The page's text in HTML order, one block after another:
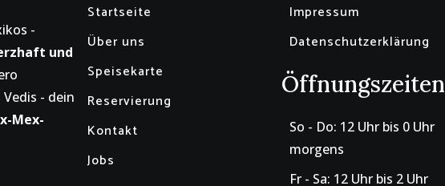
-
und
- dein
Mex-
Startseite
Über uns
Speisekarte
Reservierung
Kontakt
Jobs
Impressum
Datenschutzerklärung
Öffnungszeiten
So - Do: 12 Uhr bis 0 Uhr
morgens
Fr - Sa: 12 Uhr bis 2 Uhr